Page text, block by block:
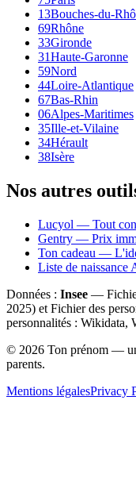
13Bouches-du-
69Rhône
33Gironde
31Haute-Garonne
59Nord
44Loire-Atlantique
67Bas-Rhin
06Alpes-Maritimes
35Ille-et-Vilaine
34Hérault
38Isère
Nos autres
Lucyol — Tout
Gentry — Prix
Ton cadeau —
Liste de naissance
Données : Insee —
2025) et Fichier des
personnalités : Wikidata,
© 2026 Ton prénom —
parents.
Mentions légalesPrivacy